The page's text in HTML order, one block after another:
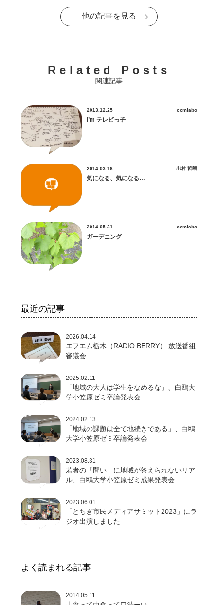
他の記事を見る
Related Posts
関連記事
2013.12.25
I’m テレビっ子
comlabo
2014.03.16
気になる、気になる…
出村 哲朗
2014.05.31
ガーデニング
comlabo
最近の記事
2026.04.14
エフエム栃木（RADIO BERRY） 放送番組
審議会
2025.02.11
「地域の大人は学生をなめるな」、白鴎大
学小笠原ゼミ卒論発表会
2024.02.13
「地域の課題は全て地続きである」、白鴎
大学小笠原ゼミ卒論発表会
2023.08.31
若者の「問い」に地域が答えられないリア
ル、白鴎大学小笠原ゼミ成果発表会
2023.06.01
「とちぎ市民メディアサミット2023」にラ
ジオ出演しました
よく読まれる記事
2014.05.11